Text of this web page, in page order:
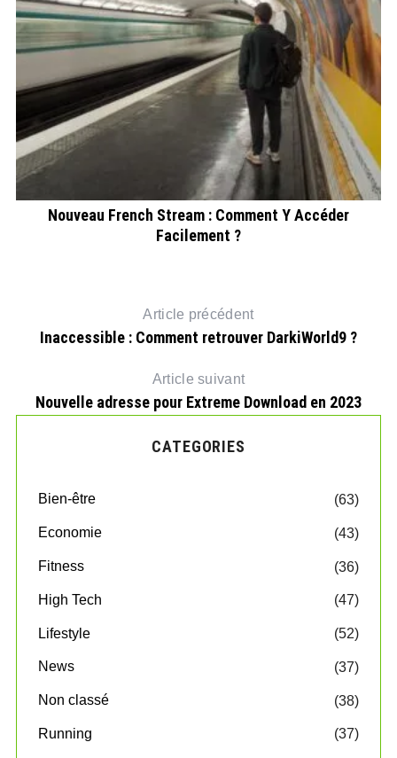
Nouveau French Stream : Comment Y Accéder
Facilement ?
Article précédent
Inaccessible : Comment retrouver DarkiWorld9 ?
Article suivant
Nouvelle adresse pour Extreme Download en 2023
CATEGORIES
Bien-être (63)
Economie (43)
Fitness (36)
High Tech (47)
Lifestyle (52)
News (37)
Non classé (38)
Running (37)